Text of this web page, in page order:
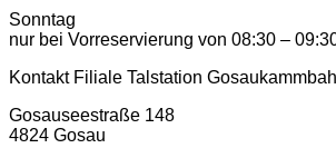
Sonntag
nur bei Vorreservierung von 08:30 –
Kontakt Filiale Talstation
Gosauseestraße 148
4824 Gosau